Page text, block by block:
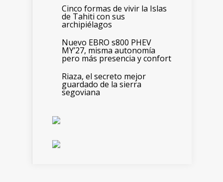
Cinco formas de vivir la Islas
de Tahiti con sus
archipiélagos
Nuevo EBRO s800 PHEV
MY’27, misma autonomía
pero más presencia y confort
Riaza, el secreto mejor
guardado de la sierra
segoviana